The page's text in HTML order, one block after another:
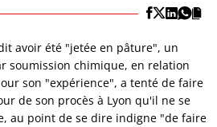
avoir été "jetée en pâture", un
soumission chimique, en relation
son "expérience", a tenté de faire
de son procès à Lyon qu'il ne se
au point de se dire indigne "de faire